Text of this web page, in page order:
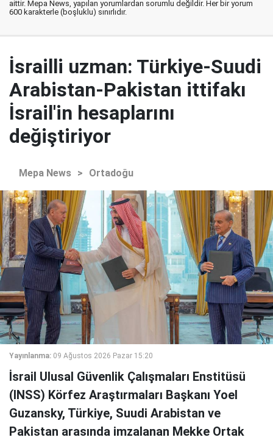
aittir. Mepa News, yapılan yorumlardan sorumlu değildir. Her bir yorum
600 karakterle (boşluklu) sınırlıdır.
İsrailli uzman: Türkiye-Suudi
Arabistan-Pakistan ittifakı
İsrail'in hesaplarını
değiştiriyor
Mepa News > Ortadoğu
Yayınlanma: 09 Ağustos 2026 Pazar 15:20
İsrail Ulusal Güvenlik Çalışmaları Enstitüsü
(INSS) Körfez Araştırmaları Başkanı Yoel
Guzansky, Türkiye, Suudi Arabistan ve
Pakistan arasında imzalanan Mekke Ortak